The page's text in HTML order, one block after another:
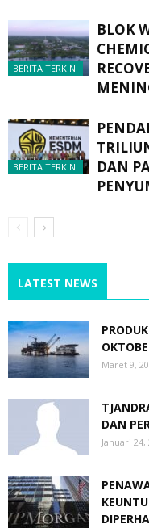
BERITA TERKINI
BLOK
BERITA TERKINI
DAN
LATEST NEWS
Maret 9,
DAN
Januari 24,